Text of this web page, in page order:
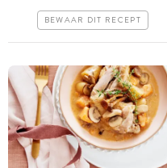
Erg makkelijk
BEWAAR DIT RECEPT